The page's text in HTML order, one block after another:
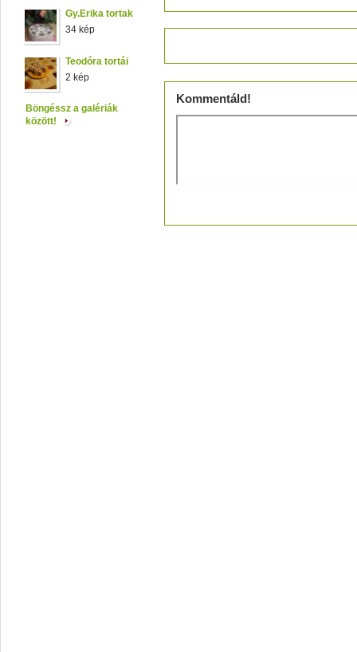
Gy.Erika tortak
34 kép
Teodóra tortái
2 kép
Böngéssz a galériák
között!
Kommentáld!